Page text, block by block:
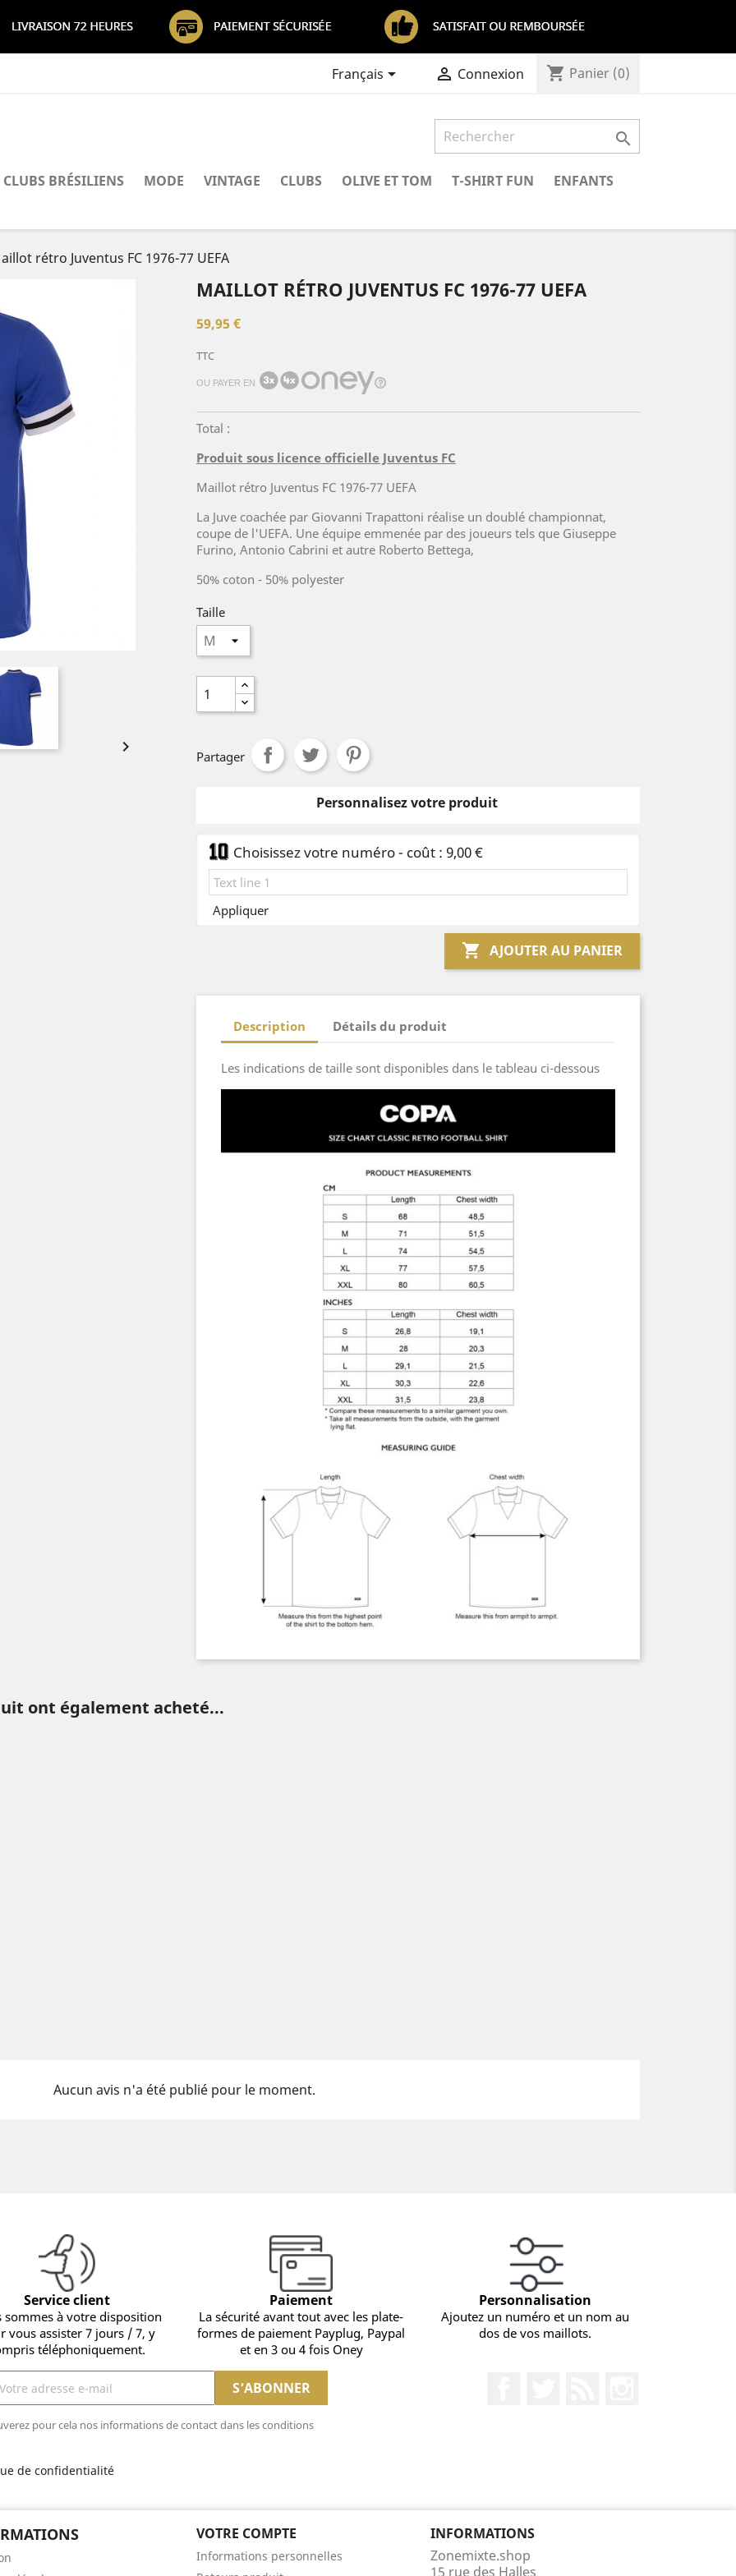
Français  Connexion shopping_cart Panier (0)

CLUBS BRÉSILIENS MODE VINTAGE CLUBS OLIVE ET TOM T-SHIRT FUN ENFANTS
rétro Juventus FC 1976-77 UEFA

MAILLOT RÉTRO JUVENTUS FC 1976-77 UEFA
59,95 €
TTC
OU PAYER EN
Total :
Produit sous licence officielle Juventus FC
Maillot rétro Juventus FC 1976-77 UEFA
La Juve coachée par Giovanni Trapattoni réalise un doublé championnat,
coupe de l'UEFA. Une équipe emmenée par des joueurs tels que Giuseppe
Furino, Antonio Cabrini et autre Roberto Bettega,
50% coton - 50% polyester
Taille
Partager
Personnalisez votre produit
Choisissez votre numéro - coût : 9,00 €
Appliquer
 AJOUTER AU PANIER
Description Détails du produit
Les indications de taille sont disponibles dans le tableau ci-dessous
ont également acheté...
Aucun avis n'a été publié pour le moment.
Service client
sommes à votre disposition
vous assister 7 jours / 7, y
téléphoniquement.
Paiement
La sécurité avant tout avec les plate-
formes de paiement Payplug, Paypal
et en 3 ou 4 fois Oney
Personnalisation
Ajoutez un numéro et un nom au
dos de vos maillots.
pour cela nos informations de contact dans les conditions
de confidentialité
VOTRE COMPTE
Informations personnelles
INFORMATIONS
Zonemixte.shop
15 rue des Halles